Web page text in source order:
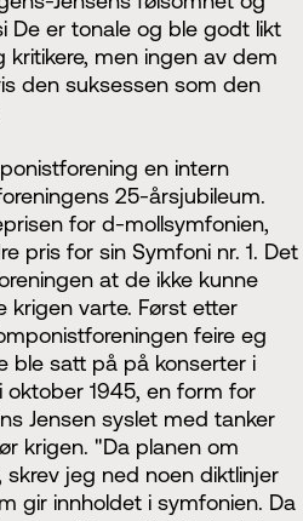
De er tonale og ble godt likt
kritikere, men ingen av dem
den suksessen som den
en intern
25-årsjubileum.
for d-mollsymfonien,
pris for sin Symfoni nr. 1. Det
at de ikke kunne
krigen varte. Først etter
feire eg
ble satt på på konserter i
oktober 1945, en form for
Jensen syslet med tanker
krigen. "Da planen om
jeg ned noen diktlinjer
gir innholdet i symfonien. Da